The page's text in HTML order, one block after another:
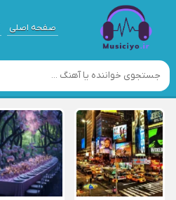
صفحه اصلی